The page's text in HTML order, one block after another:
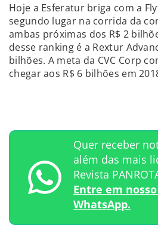
Hoje a Esferatur briga com a
segundo lugar na corrida da
ambas próximas dos R$ 2
desse ranking é a Rextur
bilhões. A meta da CVC Corp
chegar aos R$ 6 bilhões em
Quer receber
além das mais
Revista
Entre em
WhatsApp.